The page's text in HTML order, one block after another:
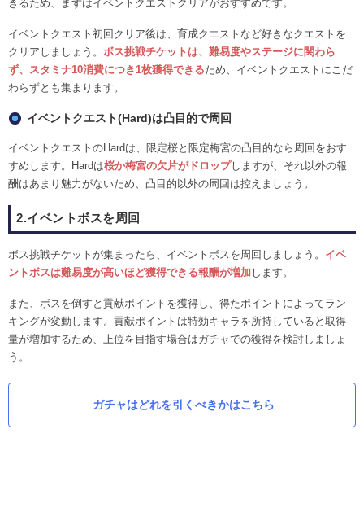
きるため、まずはイベントクエストクリアがおすすめです。
イベントクエスト初回クリア後は、育成クエストなど好きなクエストを
クリアしましょう。 ボス挑戦チケットは、難易度やステージに関わら
ず、スタミナ10消費につき1枚獲得できるため、イベントクエストにこだ
わらずとも集まります。
イベントクエスト(Hard)は凸目的で周回
イベントクエストのHardは、限定桜と限定梅宮の凸目的なら周回をおす
すめします。Hardは桜か梅宮の欠片がドロップしますが、それ以外の報
酬はあまり魅力がないため、凸目的以外の周回は控えましょう。
2.イベントボスを周回
ボス挑戦チケットが集まったら、イベントボスを周回しましょう。 イベ
ントボスは難易度が高いほど獲得できる報酬が増加 します。
また、ボスを倒すと貢献ポイントを獲得し、得たポイントによってラン
キングが変動します。貢献ポイントは特効キャラを所持していると取得
量が増加するため、上位を目指す場合はガチャでの獲得を検討しましょ
う。
ガチャはどれを引くべきかはこちら